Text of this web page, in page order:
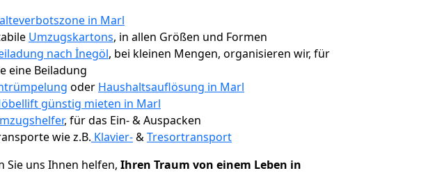
in Marl
Umzugskartons, in allen Größen und Formen
nach İnegöl, bei kleinen Mengen, organisieren wir, für
eine Beiladung
oder Haushaltsauflösung in Marl
günstig mieten in Marl
, für das Ein- & Auspacken
wie z.B. Klavier-&Tresortransport
Sie uns Ihnen helfen, Ihren Traum von einem Leben in